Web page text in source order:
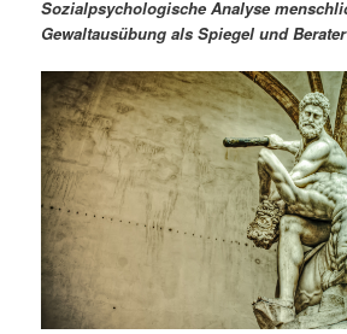
r
e
n
I
n
d
ä
r
e
n
n
a
a
t
i
o
n
Sozialpsychologische Analyse
Gewaltausübung als Spiegel und